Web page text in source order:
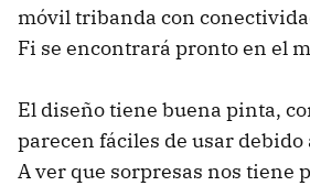
móvil tribanda con
Fi se encontrará pronto en el
El diseño tiene buena pinta,
parecen fáciles de usar debido
A ver que sorpresas nos tiene